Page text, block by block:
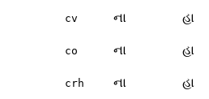
cv ના હા
co ના હા
crh ના હા